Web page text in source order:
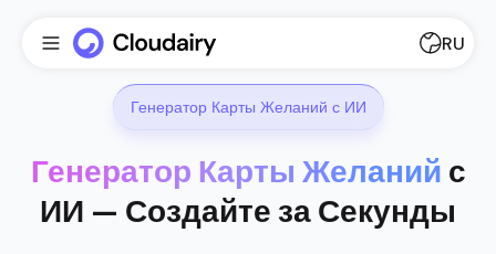
RU
Генератор Карты Желаний с ИИ
Генератор Карты Желаний с
ИИ — Создайте за Секунды